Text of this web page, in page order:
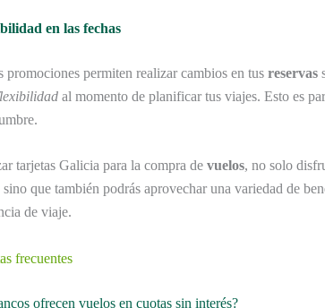
en las fechas
promociones permiten realizar cambios en tus reservas
al momento de planificar tus viajes. Esto es
tarjetas Galicia para la compra de vuelos, no solo
sino que también podrás aprovechar una variedad de
de viaje.
frecuentes
ofrecen vuelos en cuotas sin interés?